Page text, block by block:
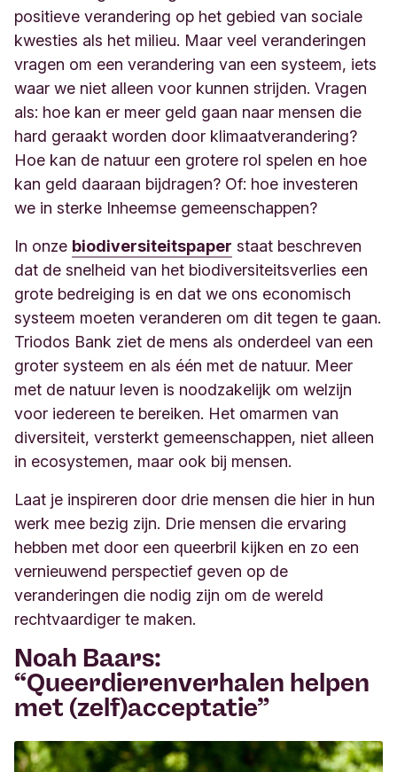
positieve verandering op het gebied van sociale
kwesties als het milieu. Maar veel veranderingen
vragen om een verandering van een systeem, iets
waar we niet alleen voor kunnen strijden. Vragen
als: hoe kan er meer geld gaan naar mensen die
hard geraakt worden door klimaatverandering?
Hoe kan de natuur een grotere rol spelen en hoe
kan geld daaraan bijdragen? Of: hoe investeren
we in sterke Inheemse gemeenschappen?
In onze biodiversiteitspaper staat beschreven
dat de snelheid van het biodiversiteitsverlies een
grote bedreiging is en dat we ons economisch
systeem moeten veranderen om dit tegen te gaan.
Triodos Bank ziet de mens als onderdeel van een
groter systeem en als één met de natuur. Meer
met de natuur leven is noodzakelijk om welzijn
voor iedereen te bereiken. Het omarmen van
diversiteit, versterkt gemeenschappen, niet alleen
in ecosystemen, maar ook bij mensen.
Laat je inspireren door drie mensen die hier in hun
werk mee bezig zijn. Drie mensen die ervaring
hebben met door een queerbril kijken en zo een
vernieuwend perspectief geven op de
veranderingen die nodig zijn om de wereld
rechtvaardiger te maken.
Noah Baars:
“Queerdierenverhalen helpen
met (zelf)acceptatie”